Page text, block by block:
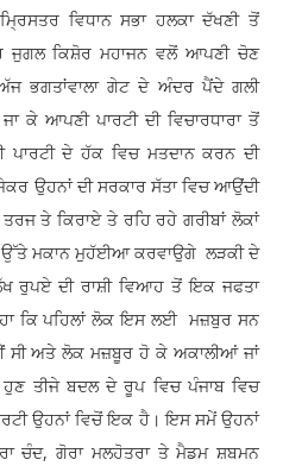
ਵਿਧਾਨ ਸਭਾ ਹਲਕਾ ਦੱਖਣੀ ਤੋਂ
ਜੁਗਲ ਕਿਸ਼ੋਰ ਮਹਾਜਨ ਵਲੋਂ ਆਪਣੀ ਚੋਣ
ਭਗਤਾਂਵਾਲਾ ਗੇਟ ਦੇ ਅੰਦਰ ਪੈਂਦੇ ਗਲੀ
ਕੇ ਆਪਣੀ ਪਾਰਟੀ ਦੀ ਵਿਚਾਰਧਾਰਾ ਤੋਂ
ਦੇ ਹੱਕ ਵਿਚ ਮਤਦਾਨ ਕਰਨ ਦੀ
ਉਹਨਾਂ ਦੀ ਸਰਕਾਰ ਸੱਤਾ ਵਿਚ ਆਉਂਦੀ
ਤੇ ਕਿਰਾਏ ਤੇ ਰਹਿ ਰਹੇ ਗਰੀਬਾਂ ਲੋਕਾਂ
ਉੱਤੇ ਮਕਾਨ ਮੁਹੱਈਆ ਕਰਵਾਉਗੇ ਲੜਕੀ ਦੇ
ਦੀ ਰਾਸ਼ੀ ਵਿਆਹ ਤੋਂ ਇਕ ਜਫਤਾ
ਕਿ ਪਹਿਲਾਂ ਲੋਕ ਇਸ ਲਈ ਮਜ਼ਬੁਰ ਸਨ
ਸੀ ਅਤੇ ਲੋਕ ਮਜ਼ਬੂਰ ਹੋ ਕੇ ਅਕਾਲੀਆਂ ਜਾਂ
ਤੀਜੇ ਬਦਲ ਦੇ ਰੂਪ ਵਿਚ ਪੰਜਾਬ ਵਿਚ
ਉਹਨਾਂ ਵਿਚੋਂ ਇਕ ਹੈ। ਇਸ ਸਮੇਂ ਉਹਨਾਂ
ਚੰਦ, ਗੋਰਾ ਮਲਹੋਤਰਾ ਤੇ ਮੈਡਮ ਸ਼ਬਮਨ